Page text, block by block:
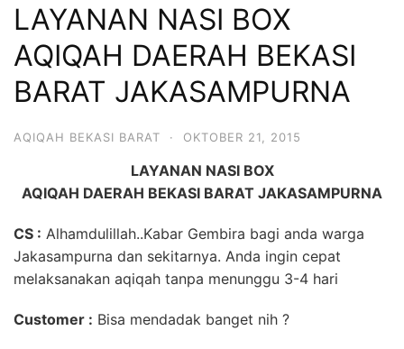
LAYANAN NASI BOX
AQIQAH DAERAH BEKASI
BARAT JAKASAMPURNA
AQIQAH BEKASI BARAT · OKTOBER 21, 2015
LAYANAN NASI BOX
AQIQAH DAERAH BEKASI BARAT JAKASAMPURNA
CS : Alhamdulillah..Kabar Gembira bagi anda warga
Jakasampurna dan sekitarnya. Anda ingin cepat
melaksanakan aqiqah tanpa menunggu 3-4 hari
Customer : Bisa mendadak banget nih ?